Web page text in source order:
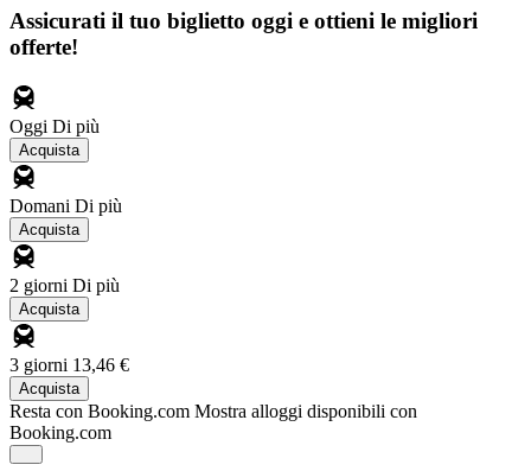
Assicurati il ​​tuo biglietto oggi e ottieni le migliori
offerte!
Oggi Di più
Acquista
Domani Di più
Acquista
2 giorni Di più
Acquista
3 giorni 13,46 €
Acquista
Resta con Booking.com Mostra alloggi disponibili con
Booking.com